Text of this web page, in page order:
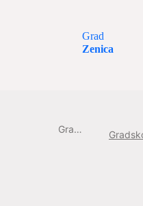
Grad
Zenica
Gradska uprava